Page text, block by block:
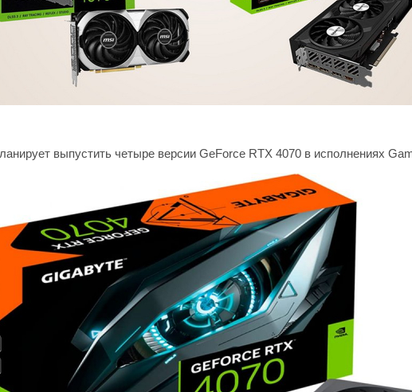
выпустить четыре версии GeForce RTX 4070 в исполнениях